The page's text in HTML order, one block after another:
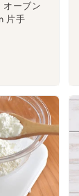
オーブン
片手